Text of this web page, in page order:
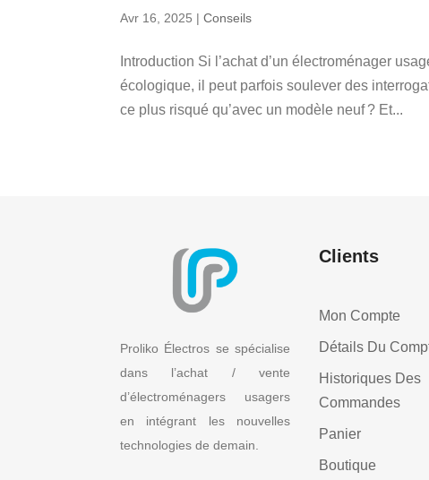
Avr 16, 2025 |Conseils
Introduction Si l’achat d’un électroménager
écologique, il peut parfois soulever des
ce plus risqué qu’avec un modèle neuf ? Et...
Proliko Électros se spécialise
dans l’achat / vente
d’électroménagers usagers
en intégrant les nouvelles
technologies de demain.
Clients
Mon Compte
Détails Du
Historiques Des
Commandes
Panier
Boutique